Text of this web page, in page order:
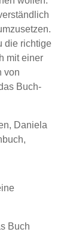
die richtige
mit einer
von
Buch-
Buch